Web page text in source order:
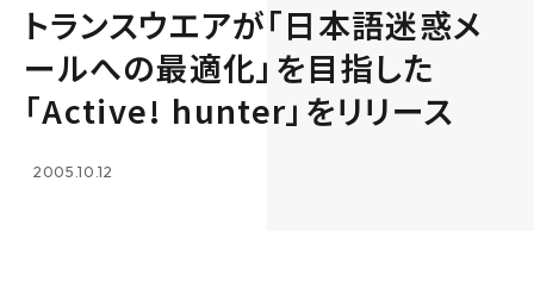
トランスウエアが「日本語迷惑メ
ールへの最適化」を目指した
「Active! hunter」をリリース
2005.10.12